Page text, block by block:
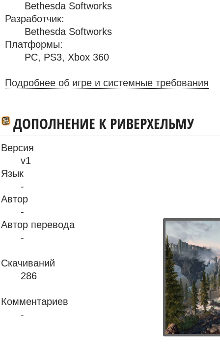
Bethesda Softworks
Разработчик:
Bethesda Softworks
Платформы:
PC, PS3, Xbox 360
Подробнее об игре и системные требования
ДОПОЛНЕНИЕ К РИВЕРХЕЛЬМУ
Версия
v1
Язык
-
Автор
-
Автор перевода
-
Скачиваний
286
Комментариев
-